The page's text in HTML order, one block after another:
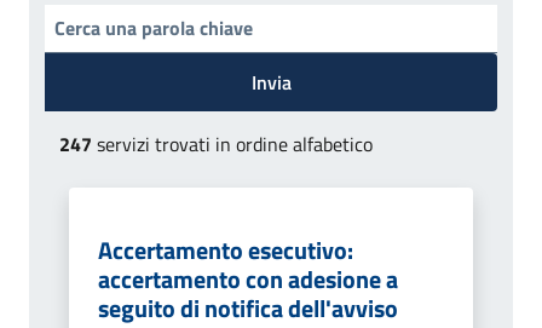
Invia
247 servizi trovati in ordine alfabetico
Accertamento esecutivo:
accertamento con adesione a
seguito di notifica dell'avviso